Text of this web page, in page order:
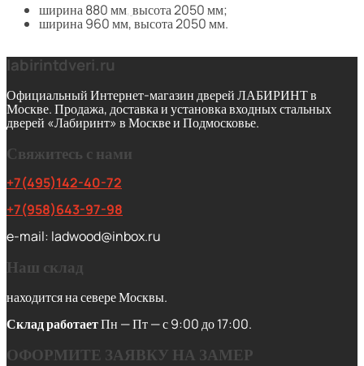
ширина 880 мм, высота 2050 мм;
ширина 960 мм, высота 2050 мм.
labirintdveri.ru
Официальный Интернет-магазин дверей ЛАБИРИНТ в
Москве. Продажа, доставка и установка входных стальных
дверей «Лабиринт» в Москве и Подмосковье.
Свяжитесь с нами
+7(495)142-40-72
+7(958)643-97-98
e-mail: ladwood@inbox.ru
Наш склад
находится на севере Москвы.
Склад работаетПн — Пт — с 9:00 до 17:00.
ОФОРМИТЕ ЗАЯВКУ НА ЗАМЕР